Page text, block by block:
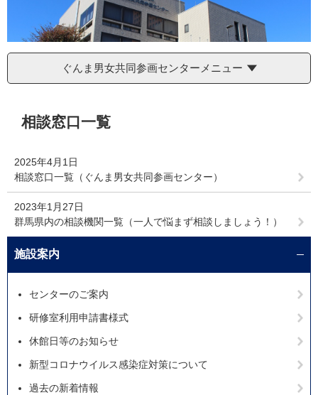
ぐんま男女共同参画センターメニュー
相談窓口一覧
2025年4月1日
相談窓口一覧（ぐんま男女共同参画センター）
2023年1月27日
群馬県内の相談機関一覧（一人で悩まず相談しましょう！）
施設案内
センターのご案内
研修室利用申請書様式
休館日等のお知らせ
新型コロナウイルス感染症対策について
過去の新着情報